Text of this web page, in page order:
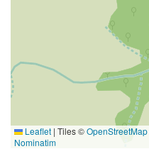
Leaflet | Tiles ©OpenStreetMap
Nominatim